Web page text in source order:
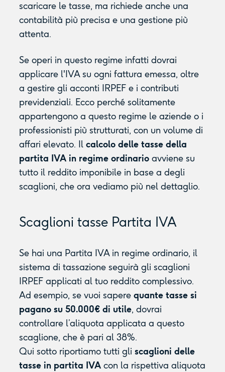
scaricare le tasse, ma richiede anche una
contabilità più precisa e una gestione più
attenta.
Se operi in questo regime infatti dovrai
applicare l'IVA su ogni fattura emessa, oltre
a gestire gli acconti IRPEF e i contributi
previdenziali. Ecco perché solitamente
appartengono a questo regime le aziende o i
professionisti più strutturati, con un volume di
affari elevato. Il calcolo delle tasse della
partita IVA in regime ordinarioavviene su
tutto il reddito imponibile in base a degli
scaglioni, che ora vediamo più nel dettaglio.
Scaglioni tasse Partita IVA
Se hai una Partita IVA in regime ordinario, il
sistema di tassazione seguirà gli scaglioni
IRPEF applicati al tuo reddito complessivo.
Ad esempio, se vuoi sapere quante tasse si
pagano su 50.000€ di utile, dovrai
controllare l’aliquota applicata a questo
scaglione, che è pari al 38%.
Qui sotto riportiamo tutti gli scaglioni delle
tasse in partita IVAcon la rispettiva aliquota